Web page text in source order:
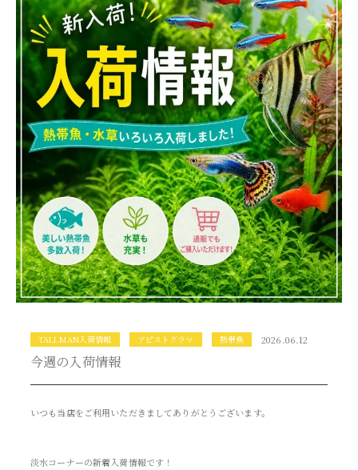
TALLMAN入荷情報 アピストグラマ 熱帯魚 2026.06.12
今週の入荷情報
いつも当店をご利用いただきましてありがとうございます。
淡水コーナーの新着入荷情報です！